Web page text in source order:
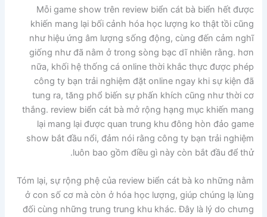
Mỗi game show trên review biển cát bà biển hết được
khiến mang lại bối cảnh hóa học lượng ko thật tồi cũng
như hiệu ứng âm lượng sống động, cùng đến cảm nghĩ
giống như đã nằm ở trong sòng bạc dĩ nhiên rằng. hơn
nữa, khối hệ thống cá online thời khắc thực được phép
công ty bạn trải nghiệm đặt online ngay khi sự kiện đã
tung ra, tăng phổ biến sự phấn khích cũng như thời cơ
thắng. review biển cát bà mở rộng hạng mục khiến mang
lại mang lại được quan trung khu đông hòn đảo game
show bắt đầu nổi, đảm nói rằng công ty bạn trải nghiệm
luôn bao gồm điều gì này còn bắt đầu để thử.
Tóm lại, sự rộng phệ của review biển cát bà ko những nằm
ở con số cơ mà còn ở hóa học lượng, giúp chúng lạ lùng
đối cùng những trung trung khu khác. Đây là lý do chưng